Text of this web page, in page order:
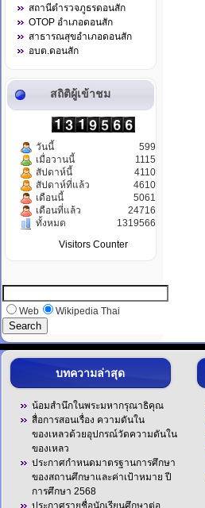
สถานีตำรวจภูธรดอนสัก
OTOP อำเภอดอนสัก
สาธารณสุขอำเภอดอนสัก
อบต.ดอนสัก
สถิติผู้เข้าชม
วันนี้
599
เมื่อวานนี้
1115
สัปดาห์นี้
4110
สัปดาห์ที่แล้ว
4610
เดือนนี้
5061
เดือนที่แล้ว
24716
ทั้งหมด
1319566
Visitors Counter
Web Wikipedia Thai
บทความล่าสุด
น้อมสำนึกในพระมหากรุณาธิคุณ
สื่อการสอนเรื่อง ความดันใน
ของเหลวด้วยอุปกรณ์วัดความดันใน
ของเหลว
ประกาศกำหนดมาตรฐานการศึกษา
ของสถานศึกษาและค่าเป้าหมาย ปี
การศึกษา 2568
ประกาศรายชื่อนักเรียนศึกษาต่อ